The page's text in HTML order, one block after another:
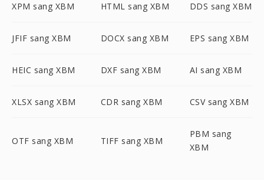
XPM sang XBM HTML sang XBM DDS sang XBM
JFIF sang XBM DOCX sang XBM EPS sang XBM
HEIC sang XBM DXF sang XBM AI sang XBM
XLSX sang XBM CDR sang XBM CSV sang XBM
OTF sang XBM TIFF sang XBM
PBM sang
XBM